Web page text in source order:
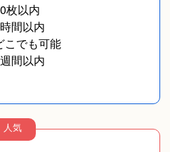
枚以内
間以内
こでも可能
間以内
人気